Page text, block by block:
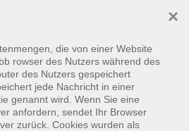
die von einer Website
rowser des Nutzers während des
des Nutzers gespeichert
jede Nachricht in einer
genannt wird. Wenn Sie eine
anfordern, sendet Ihr Browser
zurück. Cookies wurden als
×